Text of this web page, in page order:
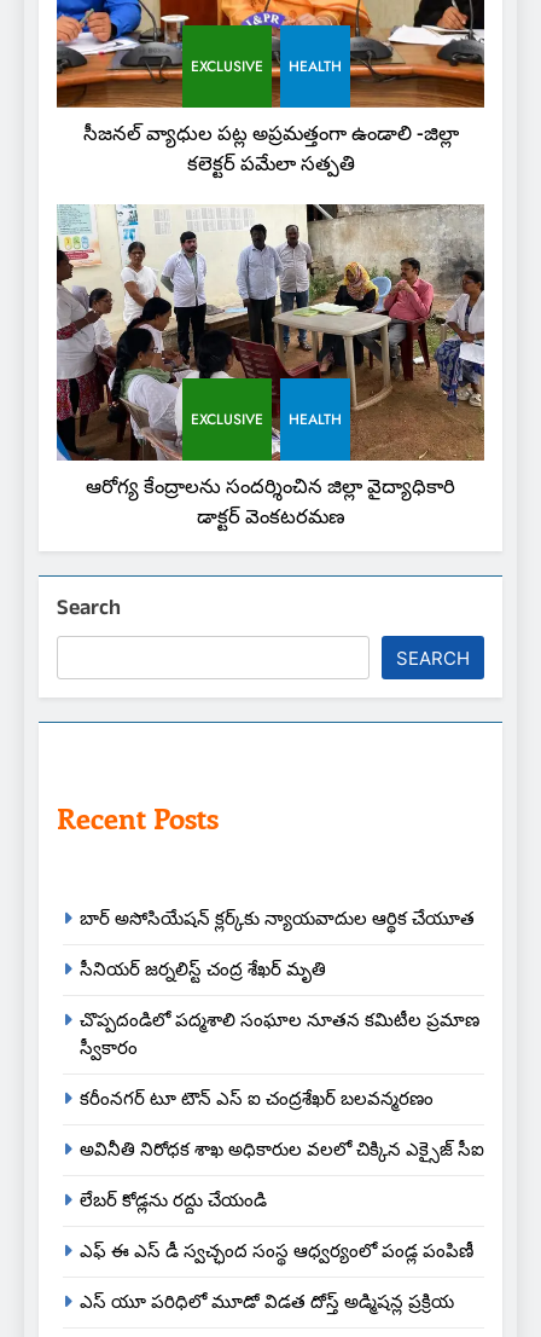
EXCLUSIVE HEALTH
సీజనల్ వ్యాధుల పట్ల అప్రమత్తంగా ఉండాలి -జిల్లా
కలెక్టర్ పమేలా సత్పతి
EXCLUSIVE HEALTH
ఆరోగ్య కేంద్రాలను సందర్శించిన జిల్లా వైద్యాధికారి
డాక్టర్ వెంకటరమణ
Search
SEARCH
Recent Posts
బార్ అసోసియేషన్ క్లర్క్‌కు న్యాయవాదుల ఆర్థిక చేయూత
సీనియర్ జర్నలిస్ట్ చంద్ర శేఖర్ మృతి
చొప్పదండిలో పద్మశాలి సంఘాల నూతన కమిటీల ప్రమాణ
స్వీకారం
కరీంనగర్ టూ టౌన్ ఎస్ ఐ చంద్రశేఖర్ బలవన్మరణం
అవినీతి నిరోధక శాఖ అధికారుల వలలో చిక్కిన ఎక్సైజ్ సీఐ
లేబర్ కోడ్లను రద్దు చేయండి
ఎఫ్ ఈ ఎస్ డీ స్వచ్ఛంద సంస్థ ఆధ్వర్యంలో పండ్ల పంపిణీ
ఎస్ యూ పరిధిలో మూడో విడత దోస్త్ అడ్మిషన్ల ప్రక్రియ